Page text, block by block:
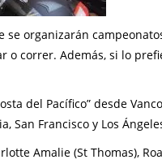
se organizarán
o correr. Además, si lo
del Pacífico” desde
San Francisco y Los
Amalie (St Thomas),